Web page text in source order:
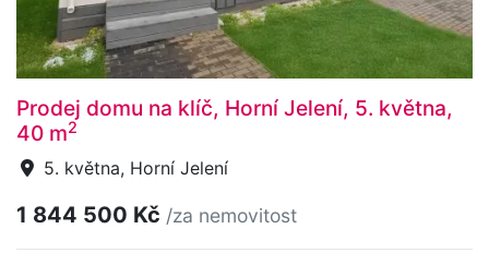
Prodej domu na klíč, Horní Jelení, 5. května,
40 m2
5. května, Horní Jelení
1 844 500 Kč /za nemovitost